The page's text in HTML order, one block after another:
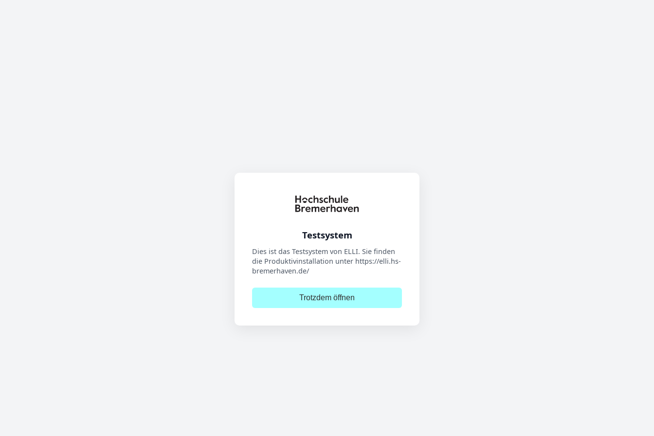
Testsystem
Dies ist das Testsystem von ELLI. Sie finden
die Produktivinstallation unter https://elli.hs-
bremerhaven.de/
Trotzdem öffnen